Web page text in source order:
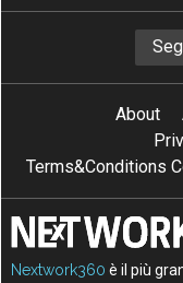
About
Terms&Conditions
Nextwork360 è il più